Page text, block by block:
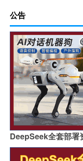
公告
DeepSeek全套部署